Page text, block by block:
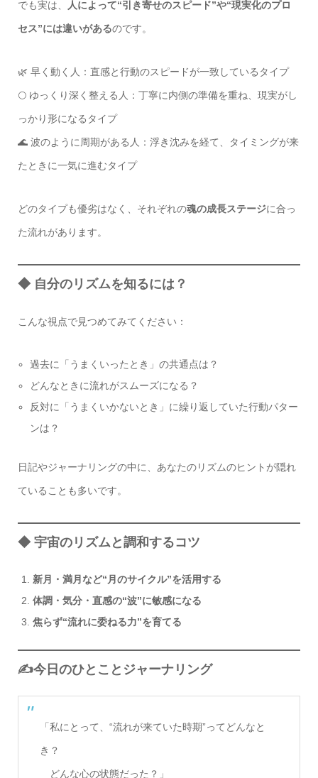
でも実は、 人によって“引き寄せのスピード”や“現実化のプロ
セス”には違いがあるのです。
🌿 早く動く人：直感と行動のスピードが一致しているタイプ
🌕 ゆっくり深く整える人：丁寧に内側の準備を重ね、現実がし
っかり形になるタイプ
🌊 波のように周期がある人：浮き沈みを経て、タイミングが来
たときに一気に進むタイプ
どのタイプも優劣はなく、それぞれの魂の成長ステージに合っ
た流れがあります。
◆ 自分のリズムを知るには？
こんな視点で見つめてみてください：
過去に「うまくいったとき」の共通点は？
どんなときに流れがスムーズになる？
反対に「うまくいかないとき」に繰り返していた行動パター
ンは？
日記やジャーナリングの中に、あなたのリズムのヒントが隠れ
ていることも多いです。
◆ 宇宙のリズムと調和するコツ
新月・満月など“月のサイクル”を活用する
体調・気分・直感の“波”に敏感になる
焦らず“流れに委ねる力”を育てる
✍️今日のひとことジャーナリング
「私にとって、“流れが来ていた時期”ってどんなと
き？
どんな心の状態だった？」